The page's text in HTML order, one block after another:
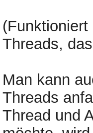
Threads,
Man kann
Threads
Thread und